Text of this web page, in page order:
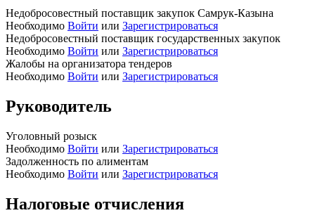
Недобросовестный поставщик закупок Самрук-Казына
Необходимо Войти или Зарегистрироваться
Недобросовестный поставщик государственных закупок
Необходимо Войти или Зарегистрироваться
Жалобы на организатора тендеров
Необходимо Войти или Зарегистрироваться
Руководитель
Уголовный розыск
Необходимо Войти или Зарегистрироваться
Задолженность по алиментам
Необходимо Войти или Зарегистрироваться
Налоговые отчисления